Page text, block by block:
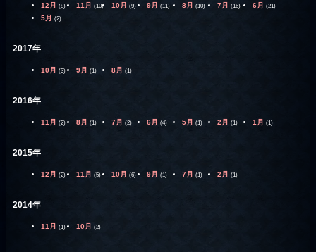
12月 (8) 11月 (10) 10月 (9) 9月 (11) 8月 (10) 7月 (16) 6月 (21)
5月 (2)
2017年
10月 (3) 9月 (1) 8月 (1)
2016年
11月 (2) 8月 (1) 7月 (2) 6月 (4) 5月 (1) 2月 (1) 1月 (1)
2015年
12月 (2) 11月 (5) 10月 (6) 9月 (1) 7月 (1) 2月 (1)
2014年
11月 (1) 10月 (2)